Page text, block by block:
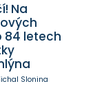
Na
84 letech
Slonina